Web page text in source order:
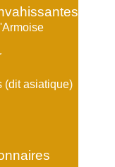
(dit asiatique)